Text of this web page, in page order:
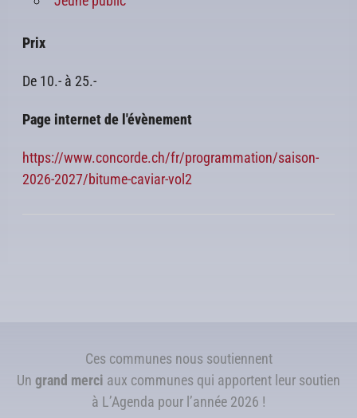
Prix
De 10.- à 25.-
Page internet de l'évènement
https://www.concorde.ch/fr/programmation/saison-
2026-2027/bitume-caviar-vol2
Ces communes nous soutiennent
Un grand merci aux communes qui apportent leur soutien
à L’Agenda pour l’année 2026 !